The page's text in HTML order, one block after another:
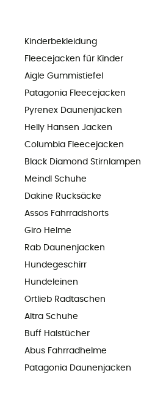
Kinderbekleidung
Fleecejacken für Kinder
Aigle Gummistiefel
Patagonia Fleecejacken
Pyrenex Daunenjacken
Helly Hansen Jacken
Columbia Fleecejacken
Black Diamond Stirnlampen
Meindl Schuhe
Dakine Rucksäcke
Assos Fahrradshorts
Giro Helme
Rab Daunenjacken
Hundegeschirr
Hundeleinen
Ortlieb Radtaschen
Altra Schuhe
Buff Halstücher
Abus Fahrradhelme
Patagonia Daunenjacken